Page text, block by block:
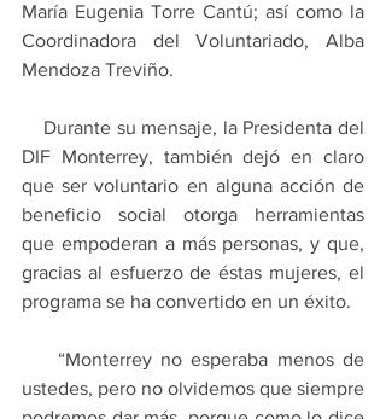
María Eugenia Torre Cantú; así como la
Coordinadora del Voluntariado, Alba
Mendoza Treviño.
DIF Monterrey, también dejó en claro
que ser voluntario en alguna acción de
beneficio social otorga herramientas
que empoderan a más personas, y que,
gracias al esfuerzo de éstas mujeres, el
programa se ha convertido en un éxito.
ustedes, pero no olvidemos que siempre